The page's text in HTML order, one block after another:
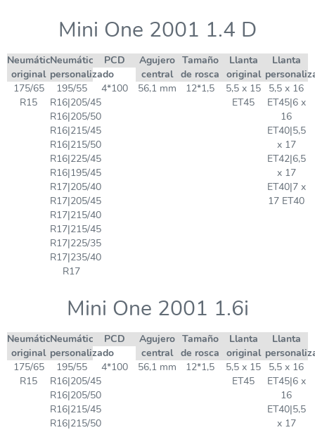
Mini One 2001 1.4 D
Neumático
original
Neumático
personalizado
PCD
Agujero
central
Tamaño
de rosca
Llanta
original
Llanta
175/65
R15
195/55
R16|205/45
R16|205/50
R16|215/45
R16|215/50
R16|225/45
R16|195/45
R17|205/40
R17|205/45
R17|215/40
R17|215/45
R17|225/35
R17|235/40
R17
4*100 56,1 mm 12*1,5
5,5 x 15
ET45
5,5 x 16
ET45|6 x
16
ET40|5,5
x 17
ET42|6,5
x 17
ET40|7 x
17 ET40
Mini One 2001 1.6i
Neumático
original
Neumático
personalizado
PCD
Agujero
central
Tamaño
de rosca
Llanta
original
Llanta
175/65
R15
195/55
R16|205/45
R16|205/50
R16|215/45
R16|215/50
4*100 56,1 mm 12*1,5
5,5 x 15
ET45
5,5 x 16
ET45|6 x
16
ET40|5,5
x 17